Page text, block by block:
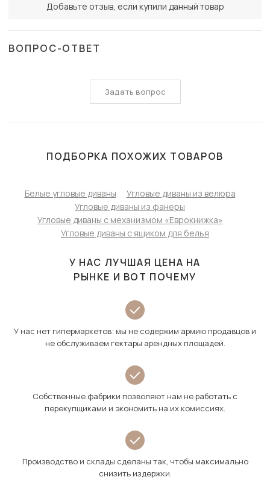
Добавьте отзыв, если купили данный товар
ВОПРОС-ОТВЕТ
Задать вопрос
ПОДБОРКА ПОХОЖИХ ТОВАРОВ
Белые угловые диваны
Угловые диваны из велюра
Угловые диваны из фанеры
Угловые диваны с механизмом «Еврокнижка»
Угловые диваны с ящиком для белья
У НАС ЛУЧШАЯ ЦЕНА НА
РЫНКЕ И ВОТ ПОЧЕМУ
У нас нет гипермаркетов: мы не содержим армию продавцов и
не обслуживаем гектары арендных площадей.
Собственные фабрики позволяют нам не работать с
перекупщиками и экономить на их комиссиях.
Производство и склады сделаны так, чтобы максимально
снизить издержки.